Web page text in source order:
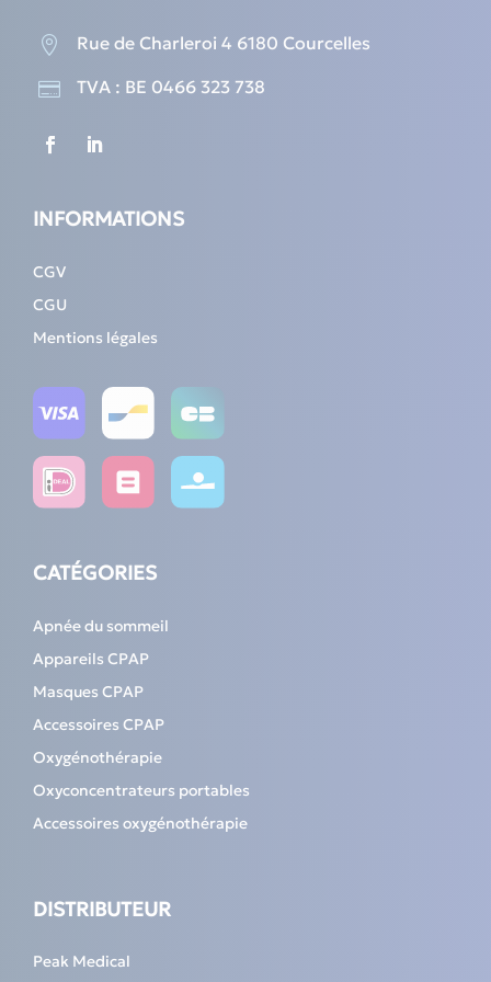
 Rue de Charleroi 4 6180 Courcelles
 TVA : BE 0466 323 738
INFORMATIONS
CGV
CGU
Mentions légales
CATÉGORIES
Apnée du sommeil
Appareils CPAP
Masques CPAP
Accessoires CPAP
Oxygénothérapie
Oxyconcentrateurs portables
Accessoires oxygénothérapie
DISTRIBUTEUR
Peak Medical